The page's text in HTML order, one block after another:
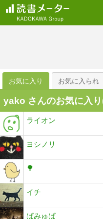
お気に入り お気に入られ
yako さんのお気に入
ライオン
ヨシノリ
🌳
イチ
ぱみゅぱ